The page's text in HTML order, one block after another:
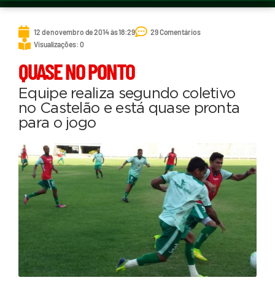
12 de novembro de 2014 às 18:29
29 Comentários
Visualizações: 0
QUASE NO PONTO
Equipe realiza segundo coletivo
no Castelão e está quase pronta
para o jogo